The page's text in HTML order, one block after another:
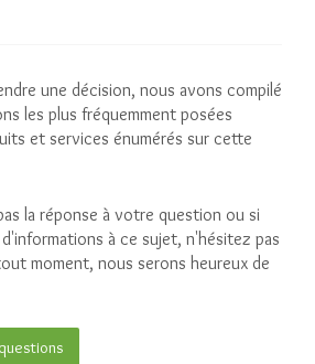
une décision, nous avons compilé
les plus fréquemment posées
et services énumérés sur cette
la réponse à votre question ou si
à ce sujet, n'hésitez pas
moment, nous serons heureux de